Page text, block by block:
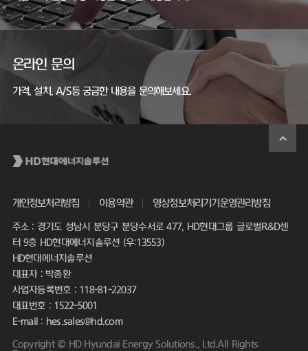
온라인 문의
가격, 설치, A/S등 궁금한 내용을 문의해보세요.
개인정보처리방침 이용약관 영상정보처리기기운영관리방침
주소 : 경기도 성남시 분당구 분당수서로 477, HD현대그룹 글로벌R&D센
터 9층 HD현대에너지솔루션 (우:13553)
HD현대에너지솔루션
대표자 : 박종환
사업자등록번호 : 118-81-22037
대표번호 : 1522-5001
E-mail : hes.sales@hd.com
Copyright © HD Hyundai Energy Solutions., Ltd.All Rights